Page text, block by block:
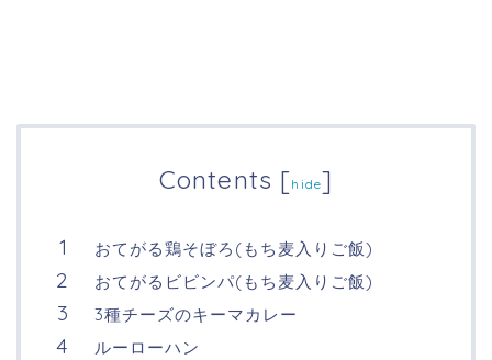
Contents [hide]
おてがる鶏そぼろ(もち麦入りご飯)
おてがるビビンパ(もち麦入りご飯)
3種チーズのキーマカレー
ルーローハン